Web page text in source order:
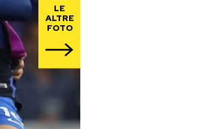
LE
ALTRE
FOTO